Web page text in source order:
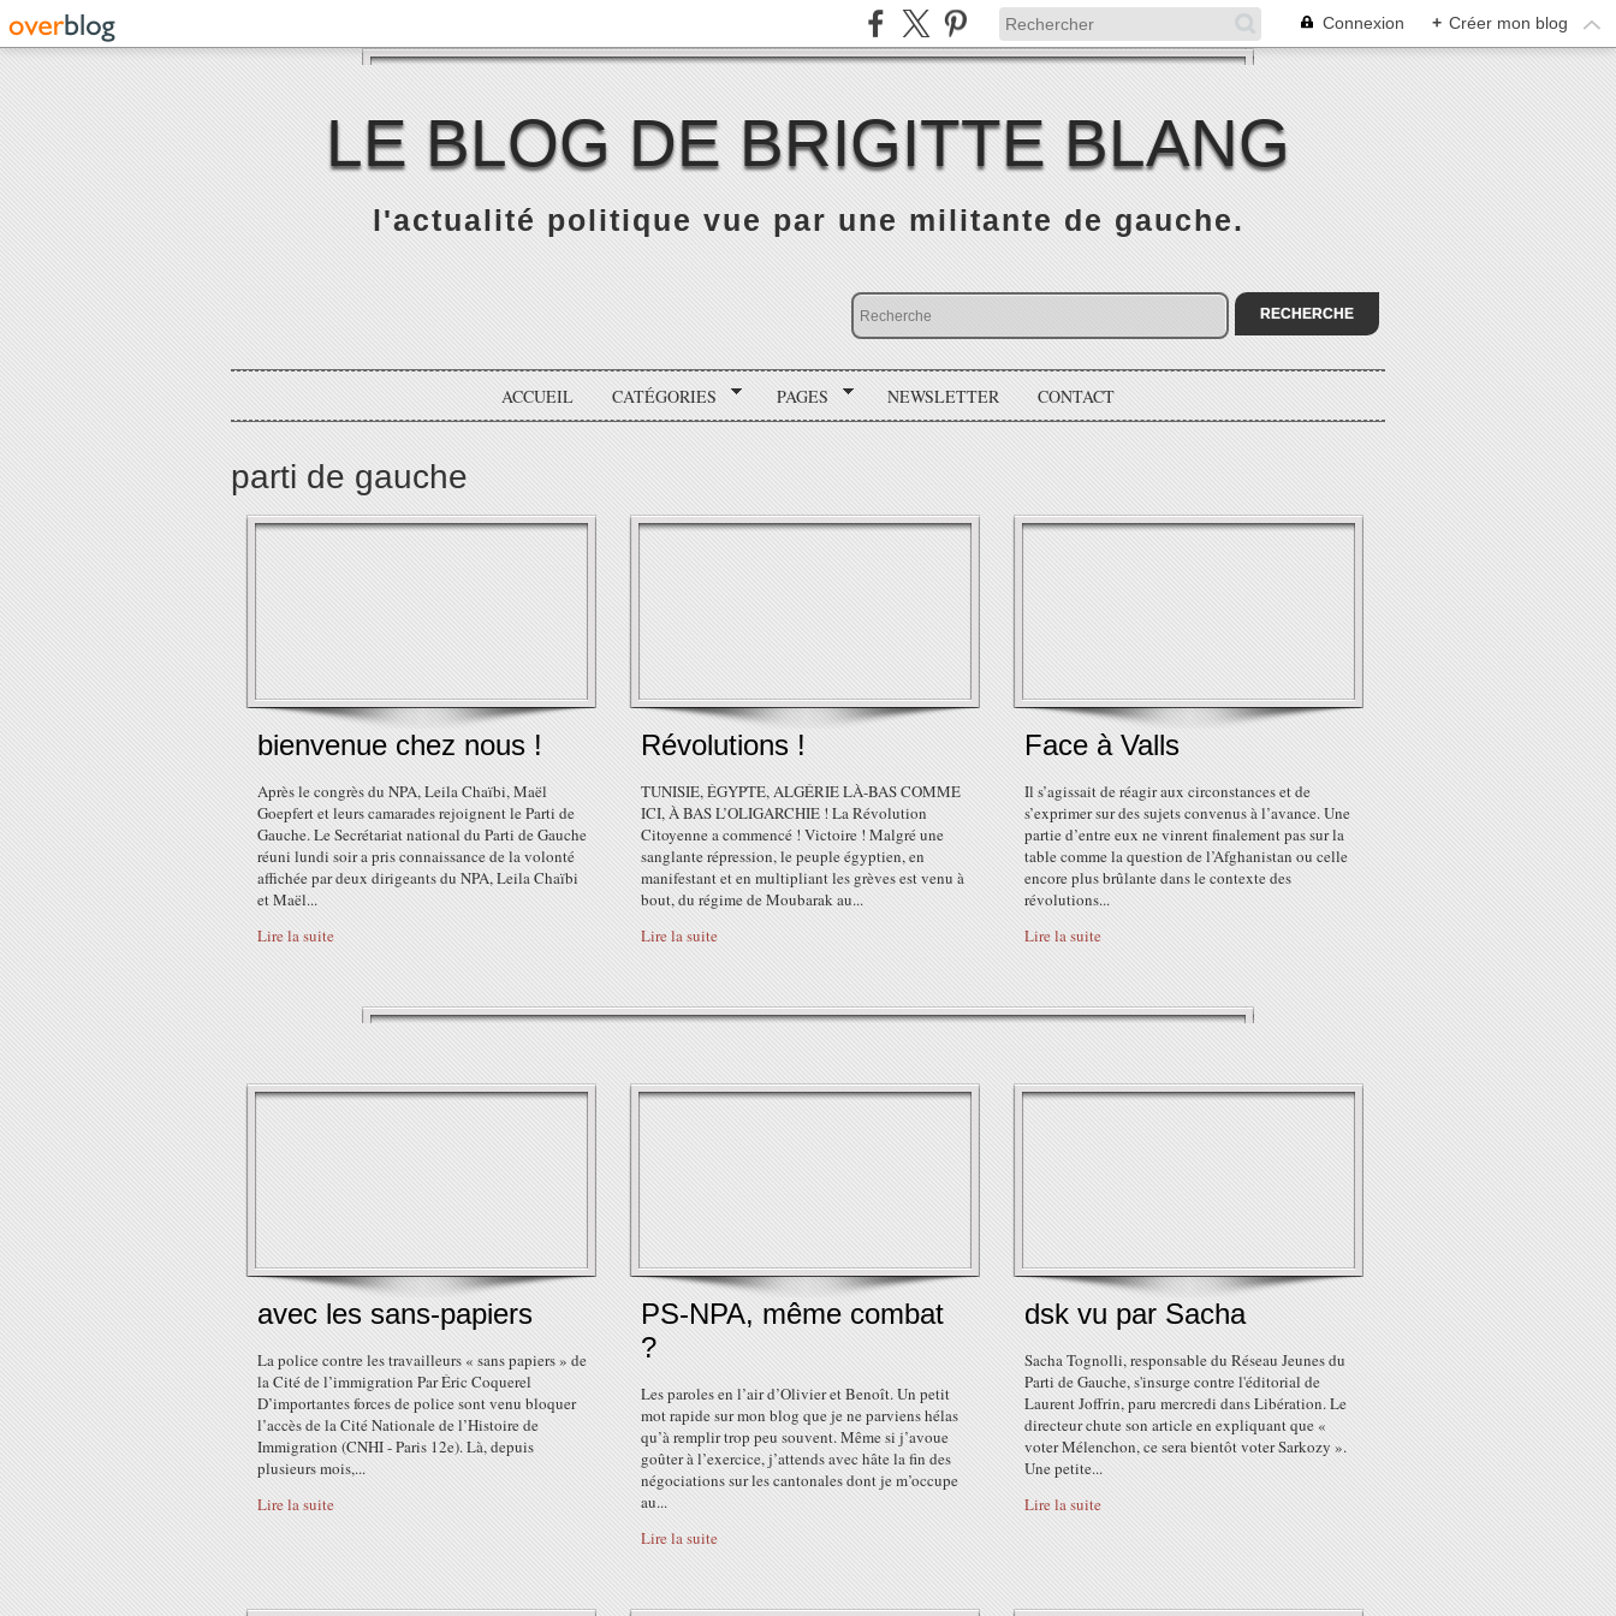
Connexion + Créer mon blog
LE BLOG DE BRIGITTE BLANG
l'actualité politique vue par une militante de gauche.
ACCUEIL CATÉGORIES PAGES NEWSLETTER CONTACT
parti de gauche
bienvenue chez nous !
Après le congrès du NPA, Leila Chaïbi, Maël
Goepfert et leurs camarades rejoignent le Parti de
Gauche. Le Secrétariat national du Parti de Gauche
réuni lundi soir a pris connaissance de la volonté
affichée par deux dirigeants du NPA, Leila Chaïbi
et Maël...
Lire la suite
Révolutions !
TUNISIE, ÉGYPTE, ALGÉRIE LÀ-BAS COMME
ICI, À BAS L’OLIGARCHIE ! La Révolution
Citoyenne a commencé ! Victoire ! Malgré une
sanglante répression, le peuple égyptien, en
manifestant et en multipliant les grèves est venu à
bout, du régime de Moubarak au...
Lire la suite
Face à Valls
Il s’agissait de réagir aux circonstances et de
s’exprimer sur des sujets convenus à l’avance. Une
partie d’entre eux ne vinrent finalement pas sur la
table comme la question de l’Afghanistan ou celle
encore plus brûlante dans le contexte des
révolutions...
Lire la suite
avec les sans-papiers
La police contre les travailleurs « sans papiers » de
la Cité de l’immigration Par Éric Coquerel
D’importantes forces de police sont venu bloquer
l’accès de la Cité Nationale de l’Histoire de
Immigration (CNHI - Paris 12e). Là, depuis
plusieurs mois,...
Lire la suite
PS-NPA, même combat
?
Les paroles en l’air d’Olivier et Benoît. Un petit
mot rapide sur mon blog que je ne parviens hélas
qu’à remplir trop peu souvent. Même si j’avoue
goûter à l’exercice, j’attends avec hâte la fin des
négociations sur les cantonales dont je m’occupe
au...
Lire la suite
dsk vu par Sacha
Sacha Tognolli, responsable du Réseau Jeunes du
Parti de Gauche, s'insurge contre l'éditorial de
Laurent Joffrin, paru mercredi dans Libération. Le
directeur chute son article en expliquant que «
voter Mélenchon, ce sera bientôt voter Sarkozy ».
Une petite...
Lire la suite